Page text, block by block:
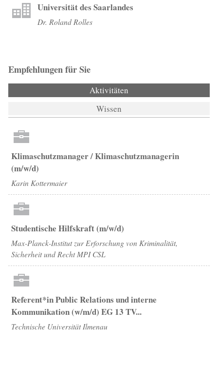
Universität des Saarlandes
Dr. Roland Rolles
Empfehlungen für Sie
Aktivitäten
Wissen
Klimaschutzmanager / Klimaschutzmanagerin
(m/w/d)
Karin Kottermaier
Studentische Hilfskraft (m/w/d)
Max-Planck-Institut zur Erforschung von Kriminalität,
Sicherheit und Recht MPI CSL
Referent*in Public Relations und interne
Kommunikation (w/m/d) EG 13 TV...
Technische Universität Ilmenau